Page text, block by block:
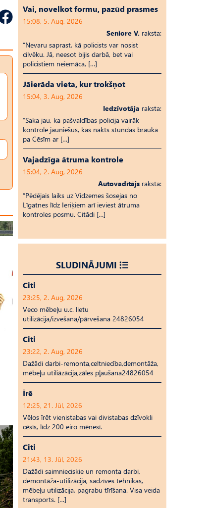
Vai, novelkot formu, pazūd prasmes
15:08, 5. Aug, 2026
Seniore V. raksta:
“Nevaru saprast, kā policists var nosist
cilvēku. Jā, neesot bijis darbā, bet vai
policistiem neiemāca, […]
Jāierāda vieta, kur trokšņot
15:04, 3. Aug, 2026
Iedzīvotāja raksta:
“Saka jau, ka pašvaldības policija vairāk
kontrolē jauniešus, kas nakts stundās braukā
pa Cēsīm ar […]
Vajadzīga ātruma kontrole
15:04, 2. Aug, 2026
Autovadītājs raksta:
“Pēdējais laiks uz Vid­ze­mes šosejas no
Līgatnes līdz Ieriķiem arī ieviest ātruma
kontroles posmu. Citādi […]
SLUDINĀJUMI
Citi
23:25, 2. Aug, 2026
Veco mēbeļu u.c. lietu
utilizācija/izvešana/pārvešana 24826054
Citi
23:22, 2. Aug, 2026
Dažādi darbi-remonta,celtniecība,demontāža,
mēbeļu utiliāzācija,zāles pļaušana24826054
Īrē
12:25, 21. Jūl, 2026
Vēlos īrēt vienistabas vai divistabas dzīvokli
cēsīs, līdz 200 eiro mēnesī.
Citi
21:43, 13. Jūl, 2026
Dažādi saimnieciskie un remonta darbi,
demontāža-utilizācija, sadzīves tehnikas,
mēbeļu utilizācija, pagrabu tīrīšana. Visa veida
transports. […]